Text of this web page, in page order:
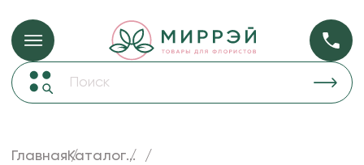
Упаковка для цветов и подарков Упаковка для
ГлавнаяКаталог...